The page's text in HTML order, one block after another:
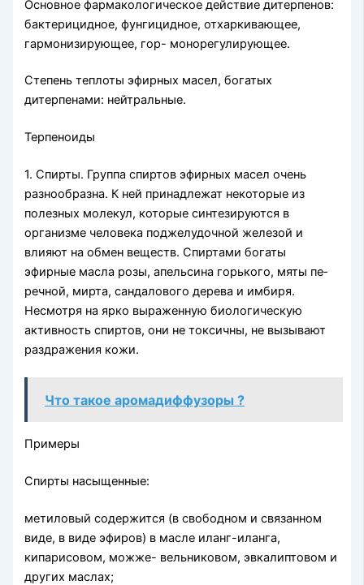
Основное фармакологическое действие дитерпенов:
бактери­цидное, фунгицидное, отхаркивающее,
гармонизирующее, гор- монорегулирующее.
Степень теплоты эфирных масел, богатых
дитерпенами: нейтральные.
Терпеноиды
1. Спирты. Группа спиртов эфирных масел очень
разнооб­разна. К ней принадлежат некоторые из
полезных мо­лекул, которые синтезируются в
организме человека поджелу­дочной железой и
влияют на обмен веществ. Спиртами богаты
эфирные масла розы, апельсина горького, мяты пе­
речной, мирта, сандалового дерева и имбиря.
Несмотря на ярко выраженную биологическую
актив­ность спиртов, они не токсичны, не вызывают
раздражения кожи.
Что такое аромадиффузоры ?
Примеры
Спирты насыщенные:
метиловый содержится (в свободном и связанном
виде, в виде эфиров) в масле иланг-иланга,
кипарисовом, можже- вельниковом, эвкалиптовом и
других маслах;